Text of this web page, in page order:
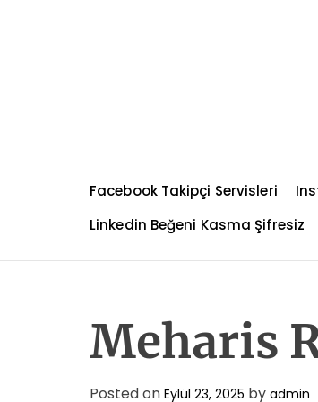
t
Facebook Takipçi Servisleri
Linkedin Beğeni Kasma Şifresiz
Meharis
Posted on Eylül 23, 2025 by admin